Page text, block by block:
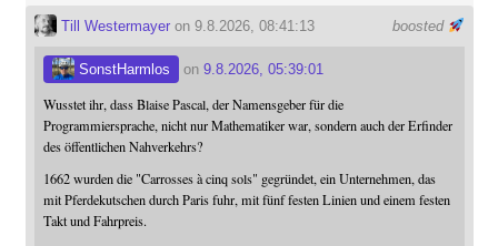
boosted
Till Westermayeron 9.8.2026, 08:41:13
SonstHarmlos on 9.8.2026, 05:39:01
Wusstet ihr, dass Blaise Pascal, der Namensgeber für die
Programmiersprache, nicht nur Mathematiker war, sondern auch der Erfinder
des öffentlichen Nahverkehrs?
1662 wurden die "Carrosses à cinq sols" gegründet, ein Unternehmen, das
mit Pferdekutschen durch Paris fuhr, mit fünf festen Linien und einem festen
Takt und Fahrpreis.